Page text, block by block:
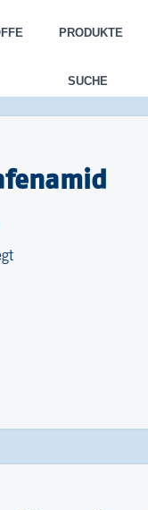
PRODUKTE
SUCHE